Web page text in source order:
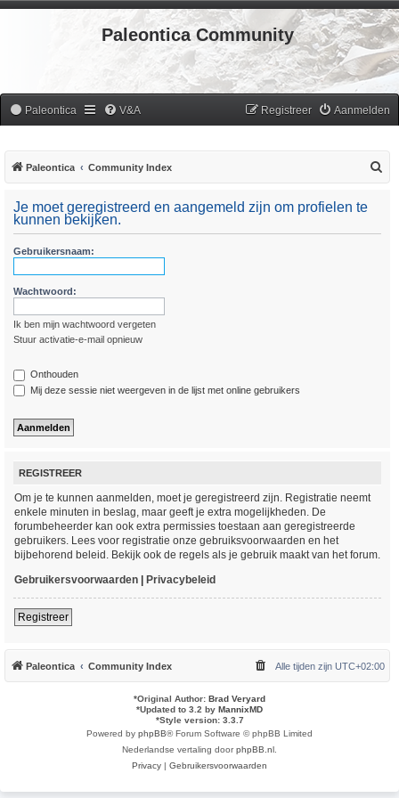
Paleontica Community
Paleontica V&A Aanmelden
Registreer
Paleontica Community Index
Je moet geregistreerd en aangemeld zijn om profielen te
kunnen bekijken.
Gebruikersnaam:
Wachtwoord:
Ik ben mijn wachtwoord vergeten
Stuur activatie-e-mail opnieuw
Onthouden
Mij deze sessie niet weergeven in de lijst met online gebruikers
REGISTREER
Om je te kunnen aanmelden, moet je geregistreerd zijn. Registratie neemt
enkele minuten in beslag, maar geeft je extra mogelijkheden. De
forumbeheerder kan ook extra permissies toestaan aan geregistreerde
gebruikers. Lees voor registratie onze gebruiksvoorwaarden en het
bijbehorend beleid. Bekijk ook de regels als je gebruik maakt van het forum.
Gebruikersvoorwaarden | Privacybeleid
Registreer
Paleontica Community Index Alle tijden zijn UTC+02:00
*Original Author: Brad Veryard
*Updated to 3.2 by MannixMD
*Style version: 3.3.7
Powered by phpBB® Forum Software © phpBB Limited
Nederlandse vertaling doorphpBB.nl
Privacy | Gebruikersvoorwaarden